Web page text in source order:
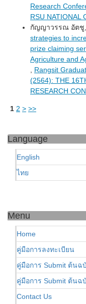
Research
RSU NATIONAL
กัญญาวรรณ อัตชู
strategies to
prize claiming
Agriculture and
Rangsit
(2564): THE
RESEARCH
1 2 > >>
Language
English
ไทย
Menu
Home
คู่มือการลงทะเบียน
คู่มือการ Submit ต้นฉ
คู่มือการ Submit ต้นฉ
Contact Us